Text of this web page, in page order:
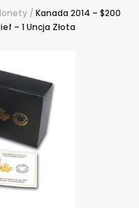
/ Kanada 2014 – $200
– 1 Uncja Złota